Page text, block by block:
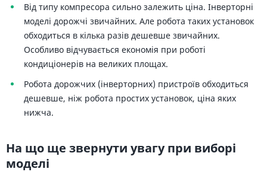
Від типу компресора сильно залежить ціна. Інверторні
моделі дорожчі звичайних. Але робота таких установок
обходиться в кілька разів дешевше звичайних.
Особливо відчувається економія при роботі
кондиціонерів на великих площах.
Робота дорожчих (інверторних) пристроїв обходиться
дешевше, ніж робота простих установок, ціна яких
нижча.
На що ще звернути увагу при виборі
моделі